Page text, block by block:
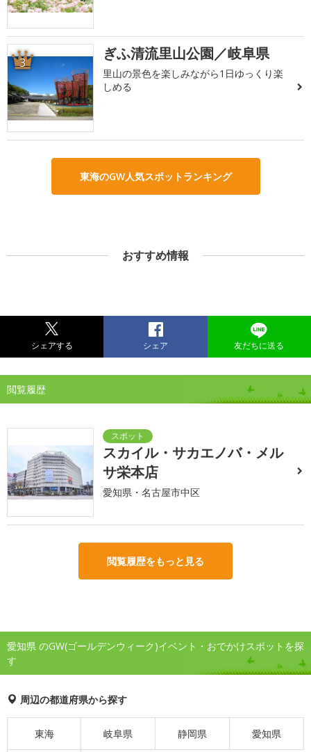
3 ぎふ清流里山公園／岐阜県
里山の景色を楽しみながら1日ゆっくり楽
しめる
東海のGW人気スポットランキング
おすすめ情報
シェアする シェア 友だちに送る
閲覧履歴
スカイル・サカエノバ・メル
サ栄本店
愛知県・名古屋市中区
閲覧履歴をもっと見る
愛知県 のGW(ゴールデンウィーク)イベント・おでかけスポットを探
す
周辺の都道府県から探す
東海 岐阜県 静岡県 愛知県